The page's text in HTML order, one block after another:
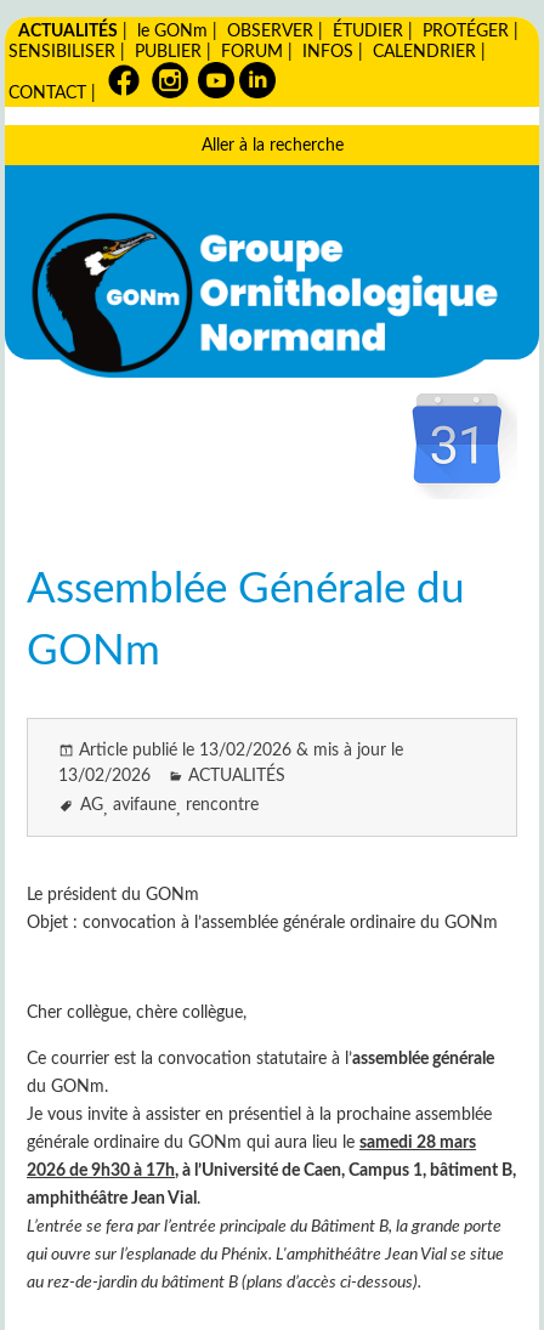
ACTUALITÉS le GONm |OBSERVER ÉTUDIER PROTÉGER
SENSIBILISER
PUBLIER FORUM INFOS |CALENDRIER
CONTACT
Aller à la recherche
Assemblée Générale du
GONm
Article publié le 13/02/2026 & mis à jour le
13/02/2026
ACTUALITÉS
AG avifaune rencontre
Le président du GONm
Objet : convocation à l’assemblée générale ordinaire du GONm
Cher collègue, chère collègue,
Ce courrier est la convocation statutaire à l’assemblée générale
du GONm.
Je vous invite à assister en présentiel à la prochaine assemblée
générale ordinaire du GONm qui aura lieu lesamedi 28 mars
2026 de 9h30 à 17h, à l’Université de Caen, Campus 1, bâtiment B,
amphithéâtre Jean Vial .
L’entrée se fera par l’entrée principale du Bâtiment B, la grande porte
qui ouvre sur l’esplanade du Phénix. L'amphithéâtre Jean Vial se situe
au rez-de-jardin du bâtiment B (plans d’accès ci-dessous).